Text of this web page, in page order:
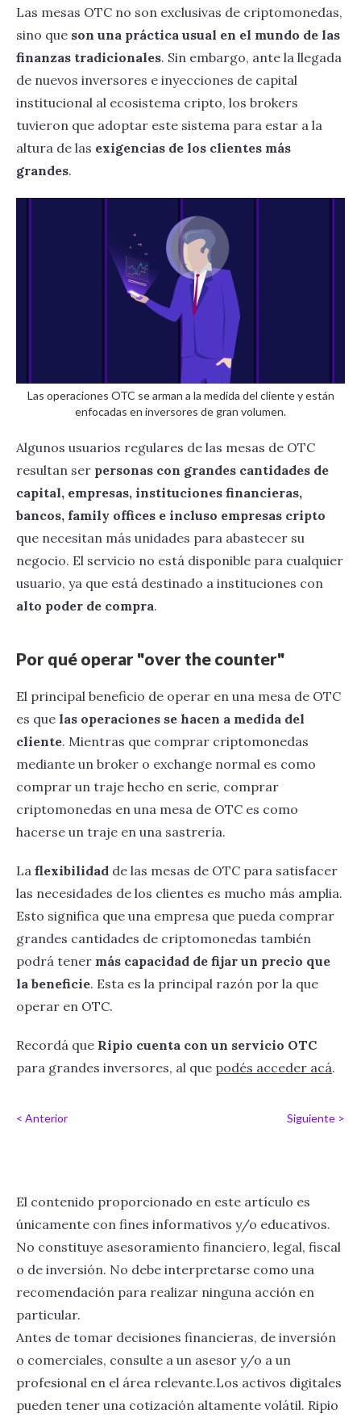
CeFi, finanzas centralizadas
DeFi, descentralización y yield farming
Inversiones institucionales
Inversión empresarial en criptomonedas
OTC, inversiones extrabursátiles
Las mesas OTC no son exclusivas de criptomonedas,
sino que son una práctica usual en el mundo de las
finanzas tradicionales. Sin embargo, ante la llegada
de nuevos inversores e inyecciones de capital
institucional al ecosistema cripto, los brokers
tuvieron que adoptar este sistema para estar a la
altura de las exigencias de los clientes más
grandes.
Las operaciones OTC se arman a la medida del cliente y están
enfocadas en inversores de gran volumen.
Algunos usuarios regulares de las mesas de OTC
resultan ser personas con grandes cantidades de
capital, empresas, instituciones financieras,
bancos, family offices e incluso empresas cripto
que necesitan más unidades para abastecer su
negocio. El servicio no está disponible para cualquier
usuario, ya que está destinado a instituciones con
alto poder de compra.
Por qué operar "over the counter"
El principal beneficio de operar en una mesa de OTC
es que las operaciones se hacen a medida del
cliente. Mientras que comprar criptomonedas
mediante un broker o exchange normal es como
comprar un traje hecho en serie, comprar
criptomonedas en una mesa de OTC es como
hacerse un traje en una sastrería.
La flexibilidad de las mesas de OTC para satisfacer
las necesidades de los clientes es mucho más amplia.
Esto significa que una empresa que pueda comprar
grandes cantidades de criptomonedas también
podrá tener más capacidad de fijar un precio que
la beneficie. Esta es la principal razón por la que
operar en OTC.
Recordá que Ripio cuenta con un servicio OTC
para grandes inversores, al que podés acceder acá.
< Anterior Siguiente >
El contenido proporcionado en este artículo es
únicamente con fines informativos y/o educativos.
No constituye asesoramiento financiero, legal, fiscal
o de inversión. No debe interpretarse como una
recomendación para realizar ninguna acción en
particular.
Antes de tomar decisiones financieras, de inversión
o comerciales, consulte a un asesor y/o a un
profesional en el área relevante.Los activos digitales
pueden tener una cotización altamente volátil. Ripio